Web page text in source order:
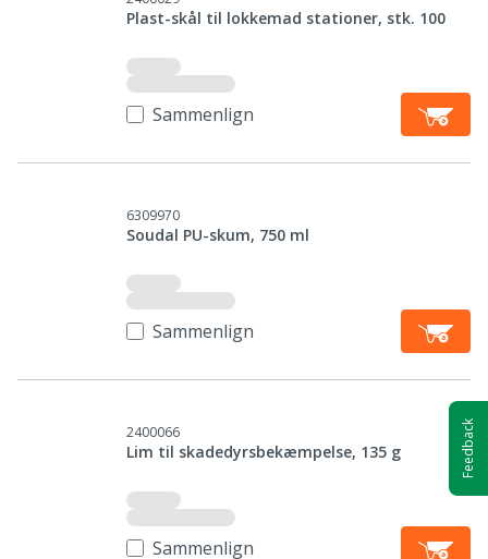
Plast-skål til lokkemad stationer, stk. 100
Sammenlign
6309970
Soudal PU-skum, 750 ml
Sammenlign
2400066
Lim til skadedyrsbekæmpelse, 135 g
Sammenlign
Feedback